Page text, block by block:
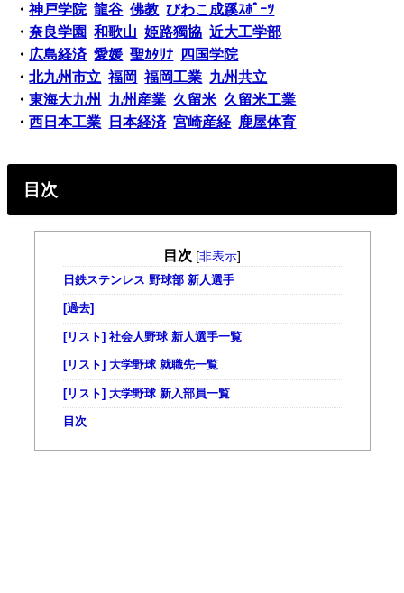
・神戸学院 龍谷 佛教 びわこ成蹊ｽﾎﾟｰﾂ
・奈良学園 和歌山 姫路獨協 近大工学部
・ 広島経済 愛媛 聖ｶﾀﾘﾅ
四国学院
・北九州市立 福岡 福岡工業 九州共立
・東海大九州 九州産業 久留米 久留米工業
・西日本工業 日本経済 宮崎産経 鹿屋体育
目次
目次 [非表示]
日鉄ステンレス 野球部 新人選手
[過去]
[リスト] 社会人野球 新人選手一覧
[リスト] 大学野球 就職先一覧
[リスト] 大学野球 新入部員一覧
目次